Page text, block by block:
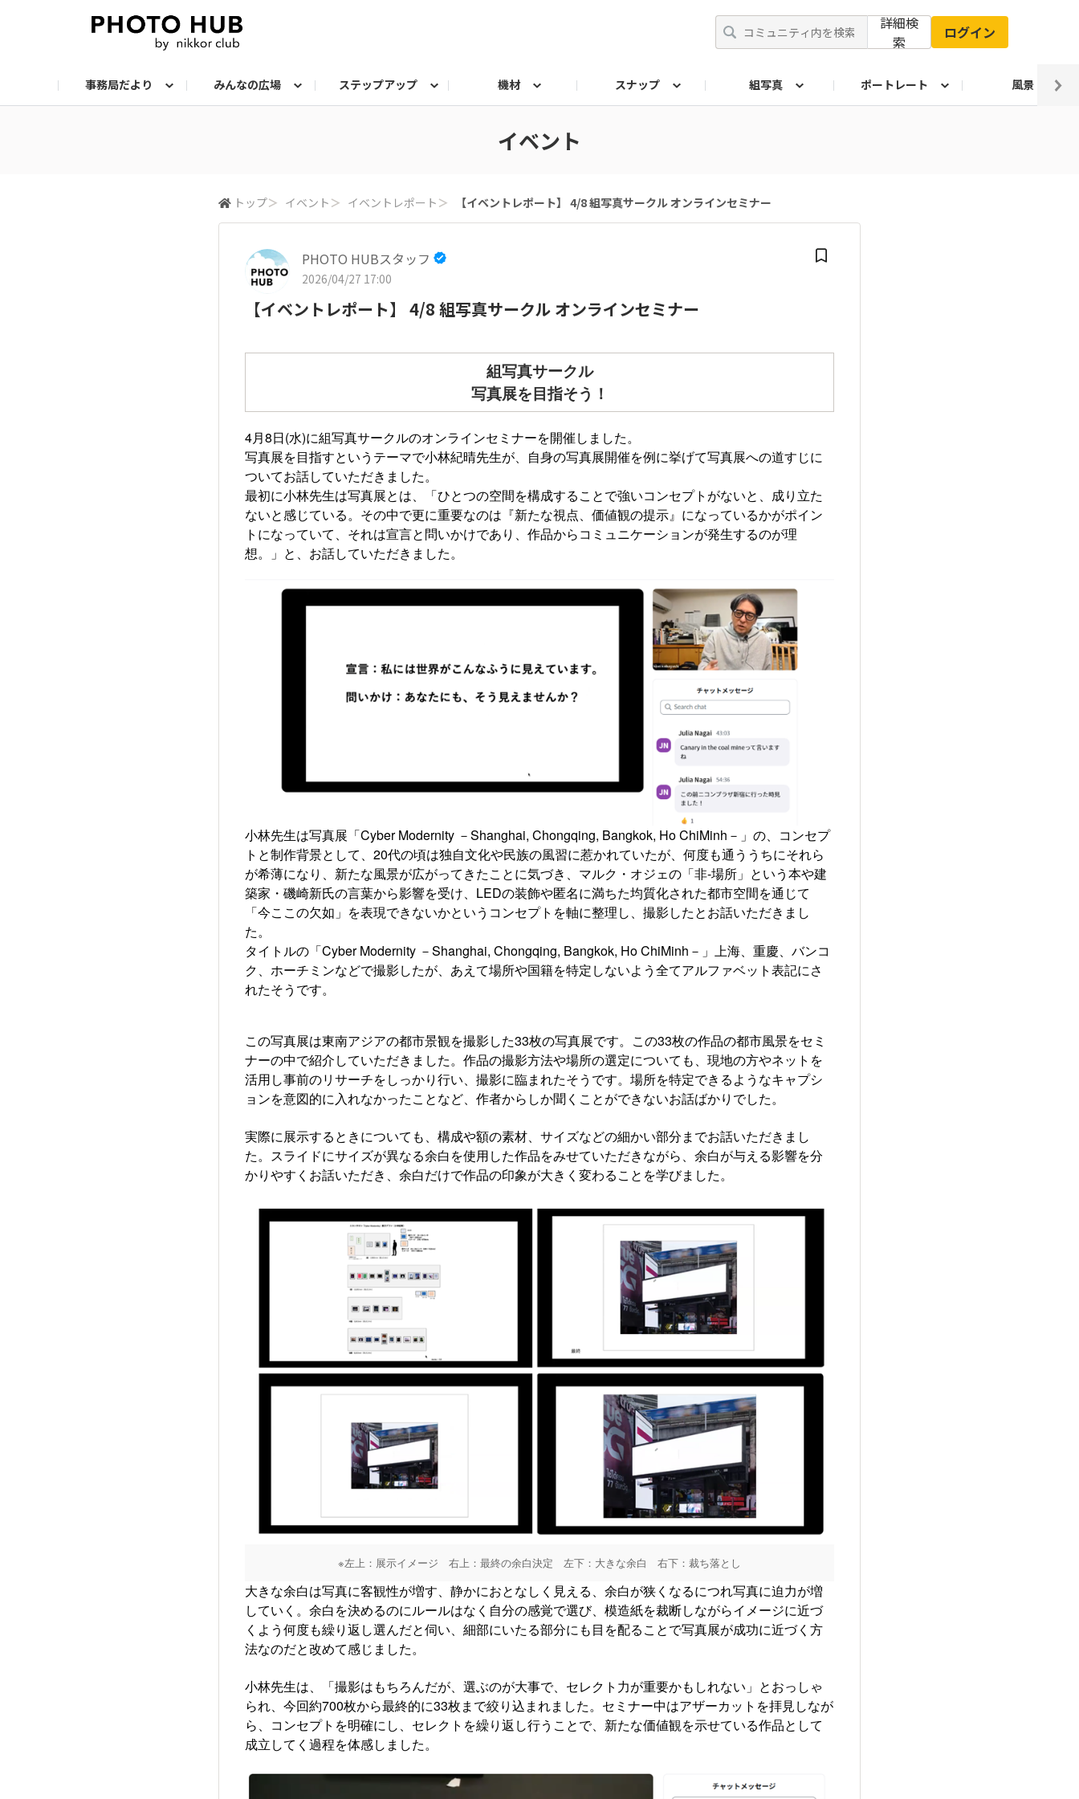
詳細検
索
ログイン
事務局だより みんなの広場 ステップアップ 機材 スナップ 組写真 ポートレート 風景
イベント
トップ＞ イベント ＞ イベントレポート ＞ 【イベントレポート】 4/8 組写真サークル オンラインセミナー
PHOTO HUBスタッフ
2026/04/27 17:00
【イベントレポート】 4/8 組写真サークル オンラインセミナー
組写真サークル
写真展を目指そう！
4月8日(水)に組写真サークルのオンラインセミナーを開催しました。
写真展を目指すというテーマで小林紀晴先生が、自身の写真展開催を例に挙げて写真展への道すじに
ついてお話していただきました。
最初に小林先生は写真展とは、「ひとつの空間を構成することで強いコンセプトがないと、成り立た
ないと感じている。その中で更に重要なのは『新たな視点、価値観の提示』になっているかがポイン
トになっていて、それは宣言と問いかけであり、作品からコミュニケーションが発生するのが理
想。」と、お話していただきました。
小林先生は写真展「Cyber Modernity －Shanghai, Chongqing, Bangkok, Ho ChiMinh－」の、コンセプ
トと制作背景として、20代の頃は独自文化や民族の風習に惹かれていたが、何度も通ううちにそれら
が希薄になり、新たな風景が広がってきたことに気づき、マルク・オジェの「非-場所」という本や建
築家・磯崎新氏の言葉から影響を受け、LEDの装飾や匿名に満ちた均質化された都市空間を通じて
「今ここの欠如」を表現できないかというコンセプトを軸に整理し、撮影したとお話いただきまし
た。
タイトルの「Cyber Modernity －Shanghai, Chongqing, Bangkok, Ho ChiMinh－」上海、重慶、バンコ
ク、ホーチミンなどで撮影したが、あえて場所や国籍を特定しないよう全てアルファベット表記にさ
れたそうです。
この写真展は東南アジアの都市景観を撮影した33枚の写真展です。この33枚の作品の都市風景をセミ
ナーの中で紹介していただきました。作品の撮影方法や場所の選定についても、現地の方やネットを
活用し事前のリサーチをしっかり行い、撮影に臨まれたそうです。場所を特定できるようなキャプシ
ョンを意図的に入れなかったことなど、作者からしか聞くことができないお話ばかりでした。
実際に展示するときについても、構成や額の素材、サイズなどの細かい部分までお話いただきまし
た。スライドにサイズが異なる余白を使用した作品をみせていただきながら、余白が与える影響を分
かりやすくお話いただき、余白だけで作品の印象が大きく変わることを学びました。
※左上：展示イメージ 右上：最終の余白決定 左下：大きな余白 右下：裁ち落とし
大きな余白は写真に客観性が増す、静かにおとなしく見える、余白が狭くなるにつれ写真に迫力が増
していく。余白を決めるのにルールはなく自分の感覚で選び、模造紙を裁断しながらイメージに近づ
くよう何度も繰り返し選んだと伺い、細部にいたる部分にも目を配ることで写真展が成功に近づく方
法なのだと改めて感じました。
小林先生は、「撮影はもちろんだが、選ぶのが大事で、セレクト力が重要かもしれない」とおっしゃ
られ、今回約700枚から最終的に33枚まで絞り込まれました。セミナー中はアザーカットを拝見しなが
ら、コンセプトを明確にし、セレクトを繰り返し行うことで、新たな価値観を示せている作品として
成立してく過程を体感しました。